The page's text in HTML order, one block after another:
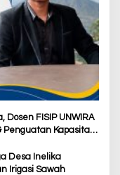
Dosen FISIP UNWIRA
Penguatan Kapasitas
Desa Inelika
Irigasi Sawah